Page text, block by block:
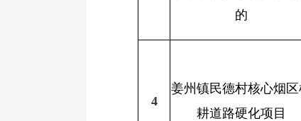
的
4
姜州镇民德村核心烟
耕道路硬化项目